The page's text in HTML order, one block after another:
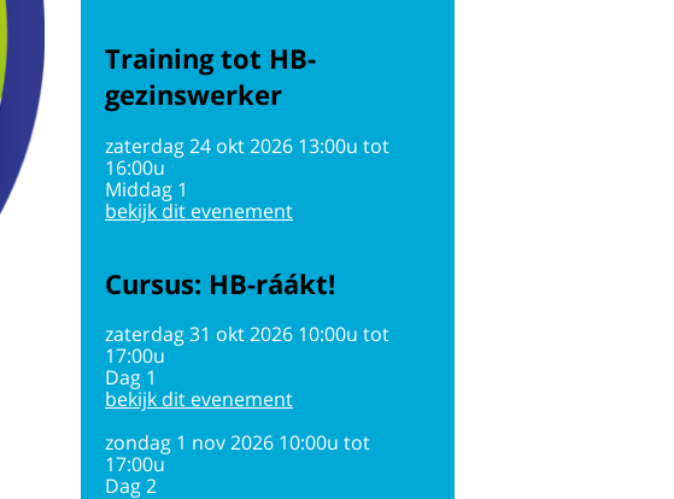
Training tot HB-
gezinswerker
zaterdag 24 okt 2026 13:00u tot
16:00u
Middag 1
bekijk dit evenement
Cursus: HB-ráákt!
zaterdag 31 okt 2026 10:00u tot
17:00u
Dag 1
bekijk dit evenement
zondag 1 nov 2026 10:00u tot
17:00u
Dag 2